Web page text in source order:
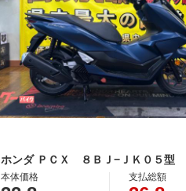
本体価格 支払総額